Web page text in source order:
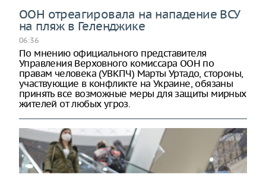
ООН отреагировала на нападение ВСУ
на пляж в Геленджике
06:36
По мнению официального представителя
Управления Верховного комиссара ООН по
правам человека (УВКПЧ) Марты Уртадо, стороны,
участвующие в конфликте на Украине, обязаны
принять все возможные меры для защиты мирных
жителей от любых угроз.